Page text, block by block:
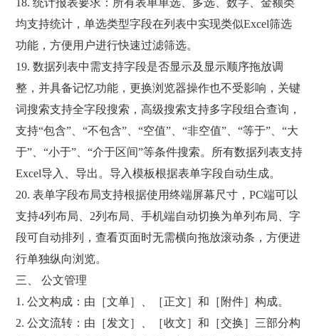
18. 统计报表要求：所有表单单选、多选、数字、金额类
均支持统计，单选类型字段在列表中实现类似Excel筛选
功能，方便用户进行快速过滤筛选。
19. 数据列表中需支持字段是否显示及显示顺序拖放调
整，并具备记忆功能，更换浏览器操作也不受影响，关键
词搜索支持全字段搜索，高级搜索支持多字段组合查询，
支持“包含”、“不包含”、“空值”、“非空值”、“等于”、“大
于”、“小于”、“介于区间”等条件搜索。所有数据列表支持
Excel导入、导出。导入模板根据表单字段自动生成。
20. 表单字段布局支持根据使用终端屏幕尺寸，PC端可以
支持4列布局、2列布局、手机端自动切换为单列布局、字
段可自动排列，查看页面时无需横向拖放滚动条，方便进
行单独纵向浏览。
三、 公文管理
1. 公文构成：由［文单］、［正文］和［附件］构成。
2. 公文流转：由［发文］、［收文］和［交换］三部分构